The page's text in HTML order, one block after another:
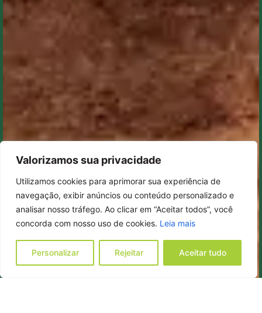
Valorizamos sua privacidade
Utilizamos cookies para aprimorar sua experiência de
navegação, exibir anúncios ou conteúdo personalizado e
analisar nosso tráfego. Ao clicar em “Aceitar todos”, você
concorda com nosso uso de cookies. Leia mais
Personalizar Rejeitar Aceitar tudo